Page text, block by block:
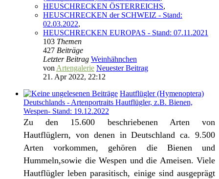
HEUSCHRECKEN ÖSTERREICHS,
HEUSCHRECKEN der SCHWEIZ - Stand:
02.03.2022,
HEUSCHRECKEN EUROPAS - Stand: 07.11.2021
103 Themen
427 Beiträge
Letzter Beitrag Weinhähnchen
von Artengalerie Neuester Beitrag
21. Apr 2022, 22:12
Hautflügler (Hymenoptera)
Deutschlands - Artenportraits Hautflügler, z.B. Bienen,
Wespen- Stand: 19.12.2022
Zu den 15.600 beschriebenen Arten von
Hautflüglern, von denen in Deutschland ca. 9.500
Arten vorkommen, gehören die Bienen und
Hummeln,sowie die Wespen und die Ameisen. Viele
Hautflügler leben parasitisch, einige sind ausgeprägt